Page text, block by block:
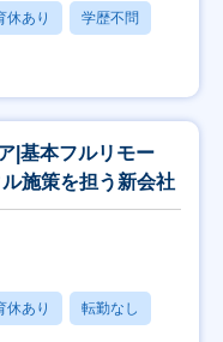
休あり 学歴不問
|基本フルリモー
施策を担う新会社
休あり 転勤なし